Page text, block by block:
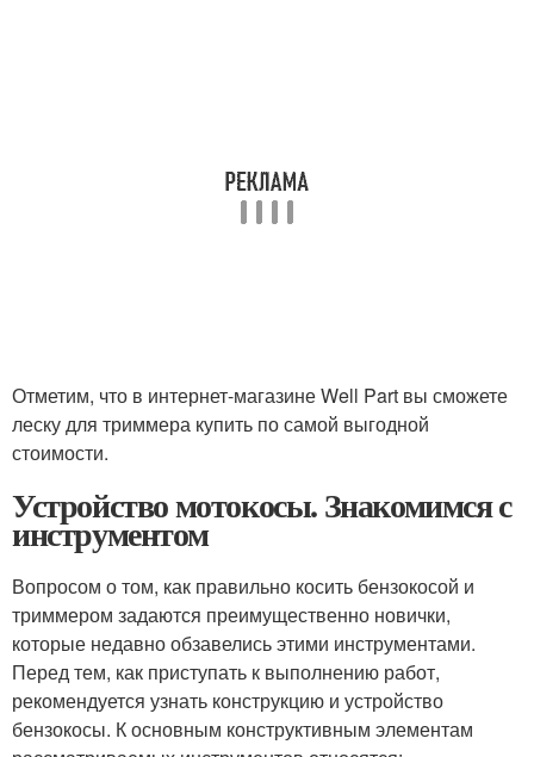
Отметим, что в интернет-магазине Well Part вы сможете
леску для триммера купить по самой выгодной
стоимости.
Устройство мотокосы. Знакомимся с
инструментом
Вопросом о том, как правильно косить бензокосой и
триммером задаются преимущественно новички,
которые недавно обзавелись этими инструментами.
Перед тем, как приступать к выполнению работ,
рекомендуется узнать конструкцию и устройство
бензокосы. К основным конструктивным элементам